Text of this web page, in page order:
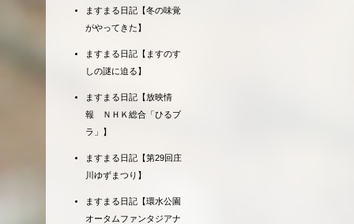
ますまる日記【冬の味覚
がやってきた】
ますまる日記【ますのす
しの謎に迫る】
ますまる日記【放映情
報 ＮＨＫ総合「ひるブ
ラ」】
ますまる日記【第29回庄
川ゆずまつり】
ますまる日記【環水公園
オータムファンタジアナ